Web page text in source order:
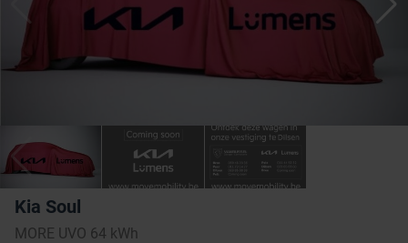
Kia Soul
MORE UVO 64 kWh